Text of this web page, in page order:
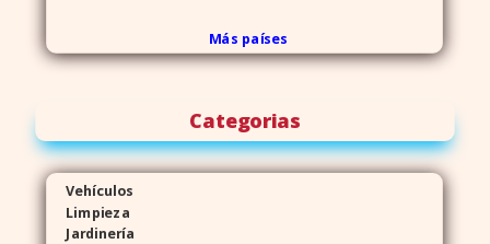
Más países
Categorias
Vehículos
Limpieza
Jardinería